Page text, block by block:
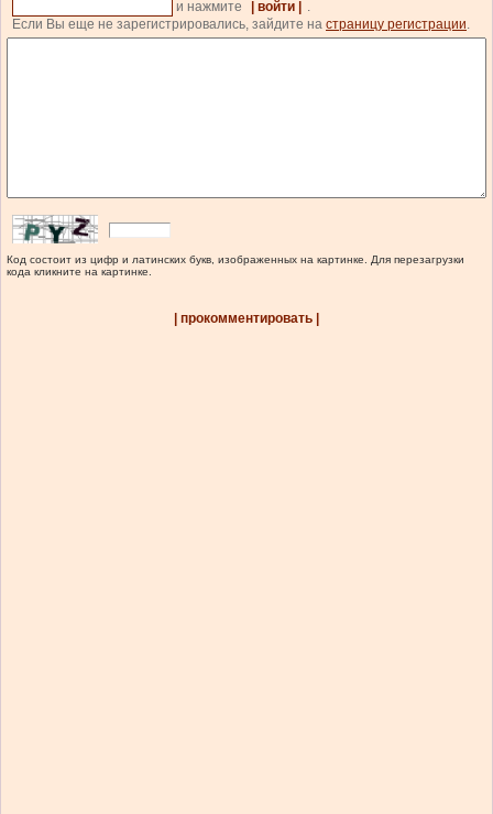
и нажмите
| войти |
.
Если Вы еще не зарегистрировались, зайдите на страницу регистрации.
Код состоит из цифр и латинских букв, изображенных на картинке. Для перезагрузки
кода кликните на картинке.
| прокомментировать |